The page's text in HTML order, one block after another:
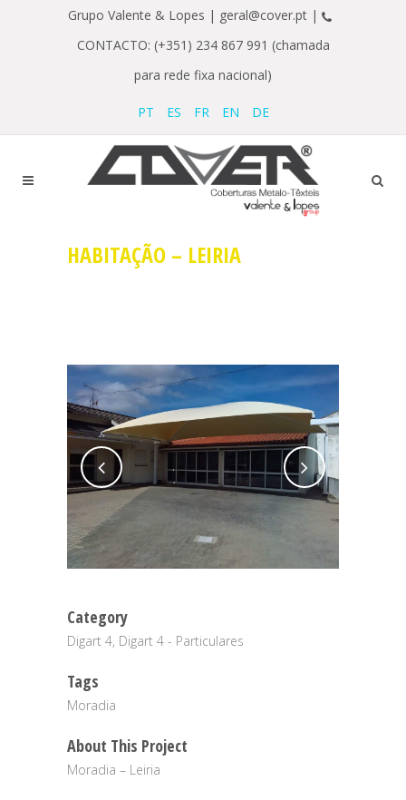
Grupo Valente & Lopes | geral@cover.pt |
CONTACTO: (+351) 234 867 991 (chamada
para rede fixa nacional)
PT ES FR EN DE
HABITAÇÃO – LEIRIA
Category
Digart 4, Digart 4 - Particulares
Tags
Moradia
About This Project
Moradia – Leiria